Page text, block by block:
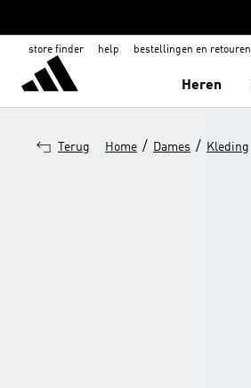
store finder help bestellingen en retouren
Heren
Terug Home / Dames / Kleding